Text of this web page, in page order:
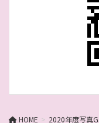
HOME 2020年度写真